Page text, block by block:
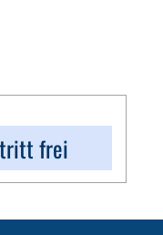
frei